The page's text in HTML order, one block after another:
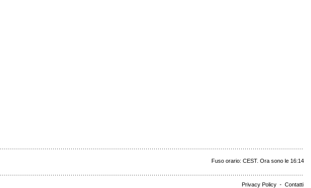
Fuso orario: CEST. Ora sono le 16:14
Privacy Policy - Contatti